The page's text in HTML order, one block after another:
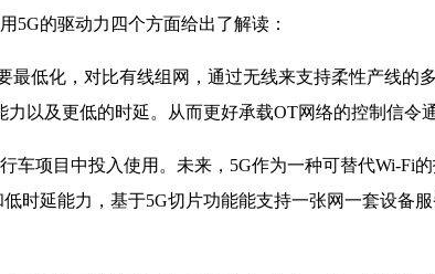
5G的驱动力四个方面给出了解读：
低化，对比有线组网，通过无线来支持柔性产线的
以及更低的时延。从而更好承载OT网络的控制信令
项目中投入使用。未来，5G作为一种可替代Wi-Fi
时延能力，基于5G切片功能能支持一张网一套设备